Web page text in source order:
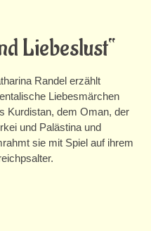
2025
2024
2023
2022
2021
Ausstellung
Liebeslust“
Randel erzählt
Liebesmärchen
Kurdistan, dem Oman, der
und Palästina und
sie mit Spiel auf ihrem